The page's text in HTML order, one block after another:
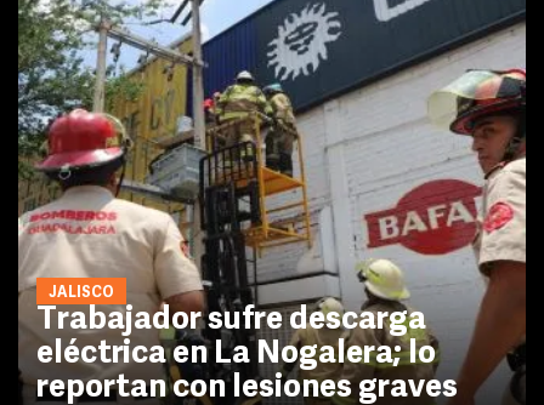
JALISCO
Trabajador sufre descarga
eléctrica en La Nogalera; lo
reportan con lesiones graves